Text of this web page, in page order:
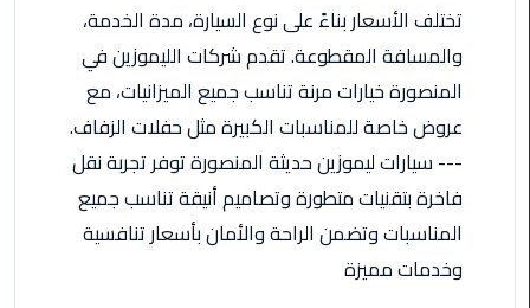
ليموزين
العين
السخنة
ليموزين
الشيخ
تختلف الأسعار بناءً على نوع السيارة، مدة الخدمة،
والمسافة المقطوعة. تقدم شركات الليموزين في
المنصورة خيارات مرنة تناسب جميع الميزانيات، مع
عروض خاصة للمناسبات الكبيرة مثل حفلات الزفاف.
--- سيارات ليموزين حديثة المنصورة توفر تجربة نقل
فاخرة بتقنيات متطورة وتصاميم أنيقة تناسب جميع
المناسبات وتضمن الراحة والأمان بأسعار تنافسية
وخدمات مميزة